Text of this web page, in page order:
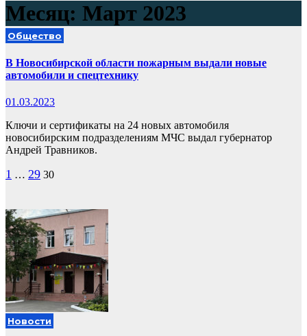
Месяц: Март 2023
Общество
В Новосибирской области пожарным выдали новые
автомобили и спецтехнику
01.03.2023
Ключи и сертификаты на 24 новых автомобиля
новосибирским подразделениям МЧС выдал губернатор
Андрей Травников.
Пагинация
1 … 29 30
Новости